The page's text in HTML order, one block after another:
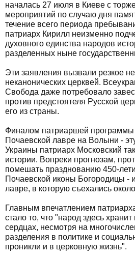
началась 27 июля в Киеве с
мероприятий по случаю дня
течение всего периода
патриарх Кирилл неизменно
духовного единства народов
разделенных ныне
Эти заявления вызвали резкое
неканонических церквей.
Свобода даже потребовало
против предстоятеля Русской
его из страны.
Финалом патриаршей программы
Почаевской лавре на Волыни -
Украины патриарх Московский
истории. Вопреки прогнозам,
помешать празднованию 450-
Почаевской иконы Богородицы -
лавре, в которую съехались
Главным впечатлением
стало то, что "народ здесь
сердцах, несмотря на
разделения в политике и
проникли и в церковную жизнь".